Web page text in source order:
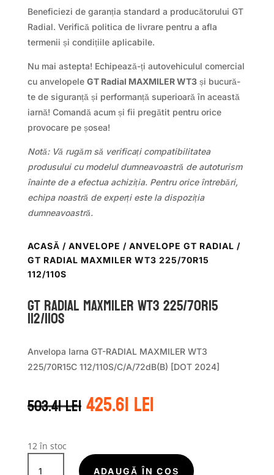
Beneficiezi de garanția standard a producătorului GT
Radial. Verifică politica de livrare pentru a afla
termenii și condițiile aplicabile.
Nu mai astepta! Echipează-ți autovehiculul comercial
cu anvelopele GT Radial MAXMILER WT3și bucură-
te de siguranță și performanță superioară în această
iarnă! Comandă acum și fii pregătit pentru orice
provocare pe șosea!
Notă: Vă rugăm să verificați compatibilitatea
produsului cu modelul dumneavoastră de autoturism
înainte de a efectua achiziția. Pentru orice întrebări,
echipa noastră de experți este la dispoziția
dumneavoastră.
ACASĂ / ANVELOPE / ANVELOPE GT RADIAL /
GT RADIAL MAXMILER WT3 225/70R15
112/110S
GT Radial MAXMILER WT3 225/70R15
112/110S
Anvelopa Iarna GT-RADIAL MAXMILER WT3
225/70R15C 112/110S/C/A/72dB(B) [DOT 2024]
503.41leiPrețul
inițial
503.41 lei.
425.61leiPrețul
curent
12 în stoc
Cantitate
ADAUGĂ ÎN COȘ